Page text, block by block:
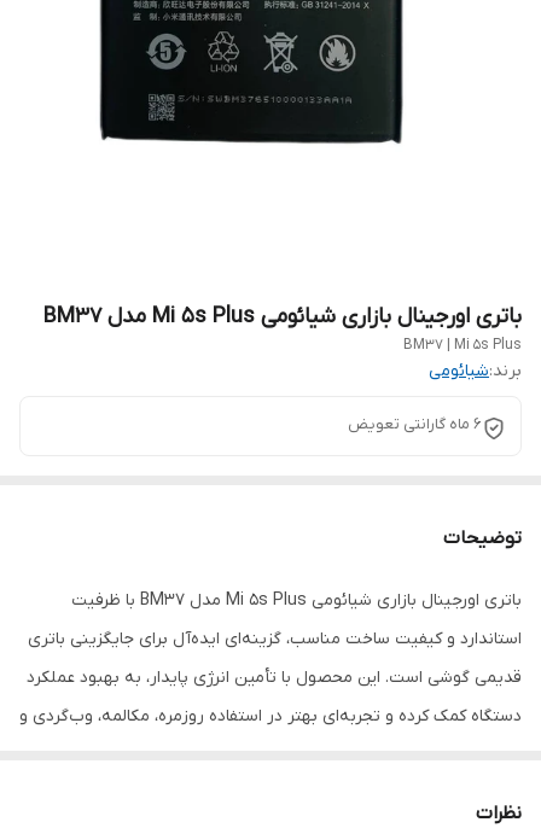
باتری اورجینال بازاری شیائومی Mi 5s Plus مدل BM37
BM37 | Mi 5s Plus
برند:شیائومی
6 ماه گارانتی تعویض
توضیحات
باتری اورجینال بازاری شیائومی Mi 5s Plus مدل BM37 با ظرفیت
استاندارد و کیفیت ساخت مناسب، گزینه‌ای ایده‌آل برای جایگزینی باتری
قدیمی گوشی است. این محصول با تأمین انرژی پایدار، به بهبود عملکرد
دستگاه کمک کرده و تجربه‌ای بهتر در استفاده روزمره، مکالمه، وب‌گردی و
نظرات